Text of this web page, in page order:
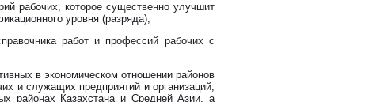
рабочих, которое существенно улучшит
уровня (разряда);
работ и профессий рабочих с
в экономическом отношении районов
и служащих предприятий и организаций,
районах Казахстана и Средней Азии, а